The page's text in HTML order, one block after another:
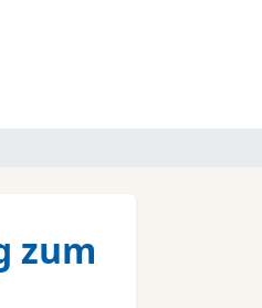
zum